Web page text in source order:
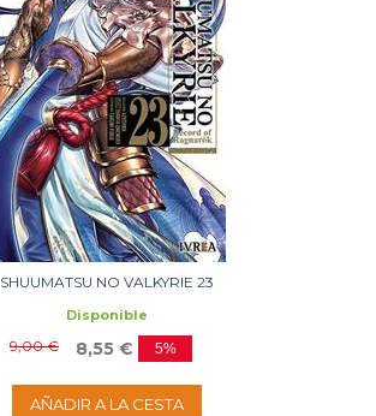
SHUUMATSU NO VALKYRIE 23
Disponible
9,00 € 8,55 € 5%
AÑADIR A LA CESTA